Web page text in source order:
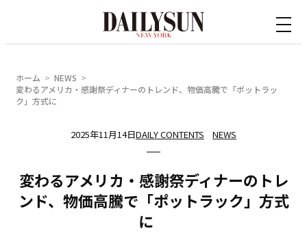
ホーム
NEWS
変わるアメリカ・感謝祭ディナーのトレンド、物価高騰で「ポットラッ
ク」方式に
2025年11月14日DAILY CONTENTS NEWS
変わるアメリカ・感謝祭ディナーのトレ
ンド、物価高騰で「ポットラック」方式
に